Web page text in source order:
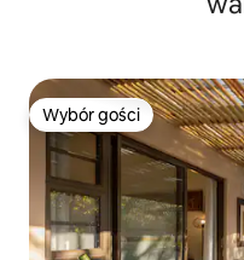
Wybór gości
Wybór gości